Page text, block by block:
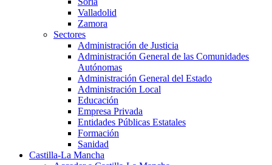
Valladolid
Zamora
Sectores
Administración de Justicia
Administración General de las Comunidades
Autónomas
Administración General del Estado
Administración Local
Educación
Empresa Privada
Entidades Públicas Estatales
Formación
Sanidad
Castilla-La Mancha